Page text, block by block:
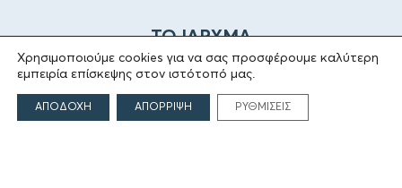
ΤΟ ΙΔΡΥΜΑ
Ιδρυτές
Οι Άνθρωποι του Ιδρύματος
ΑΙΓΕΑΣ ΑΜΚΕ
Χρησιμοποιούμε cookies για να σας προσφέρουμε καλύτερη
εμπειρία επίσκεψης στον ιστότοπό μας.
ΑΠΟΔΟΧΗ ΑΠΟΡΡΙΨΗ ΡΥΘΜΙΣΕΙΣ